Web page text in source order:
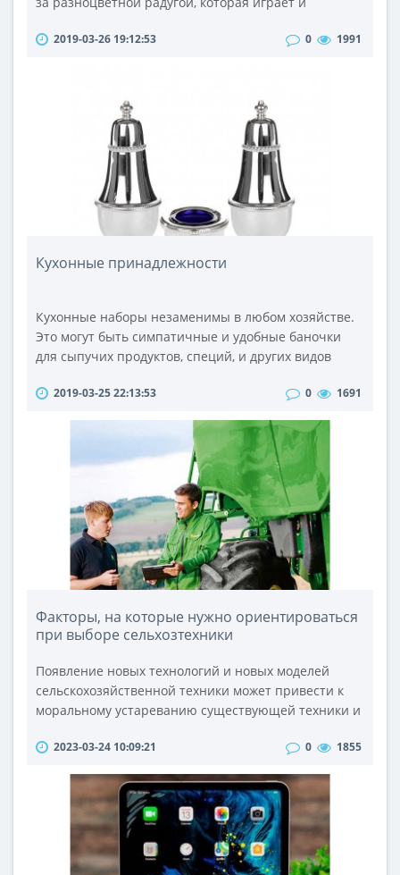
пузыря, а затем лопается, образуя разноцветное
положительных эмоций.Сегодня подарить малышу
радость и восторг от возможности поиграть с мыль..
2019-03-26 19:12:53 0 1991
Кухонные принадлежности
Кухонные наборы незаменимы в любом хозяйстве.
Это могут быть симпатичные и удобные баночки
для сыпучих продуктов, специй, и других видов
столе просто необходим для подслащивания
заправки острыми и ароматными приправами. При
приготовлении блюд хорошие хозяйки всегда
учитывают количество приправ, которые добавля..
2019-03-25 22:13:53 0 1691
Факторы, на которые нужно ориентироваться
при выборе сельхозтехники
Появление новых технологий и новых моделей
сельскохозяйственной техники может привести к
моральному устареванию существующей техники и
для повышения экономических показателей.
непредсказуемые (например, погода), задача
состоит в том, чтобы создать гибкую систему, чтобы
адаптироваться к погодным условиям убор..
2023-03-24 10:09:21 0 1855